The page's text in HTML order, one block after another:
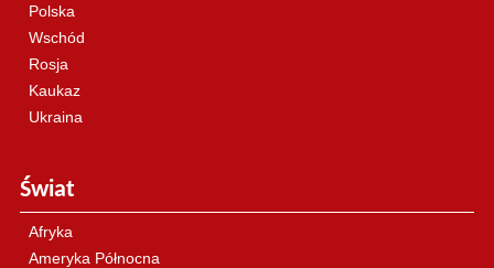
Polska
Wschód
Rosja
Kaukaz
Ukraina
Świat
Afryka
Ameryka Północna